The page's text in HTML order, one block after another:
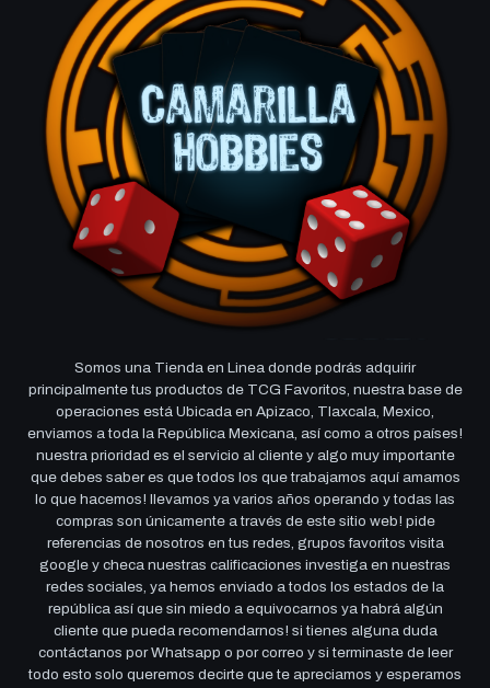
Somos una Tienda en Linea donde podrás adquirir
principalmente tus productos de TCG Favoritos, nuestra base de
operaciones está Ubicada en Apizaco, Tlaxcala, Mexico,
enviamos a toda la República Mexicana, así como a otros países!
nuestra prioridad es el servicio al cliente y algo muy importante
que debes saber es que todos los que trabajamos aquí amamos
lo que hacemos! llevamos ya varios años operando y todas las
compras son únicamente a través de este sitio web! pide
referencias de nosotros en tus redes, grupos favoritos visita
google y checa nuestras calificaciones investiga en nuestras
redes sociales, ya hemos enviado a todos los estados de la
república así que sin miedo a equivocarnos ya habrá algún
cliente que pueda recomendarnos! si tienes alguna duda
contáctanos por Whatsapp o por correo y si terminaste de leer
todo esto solo queremos decirte que te apreciamos y esperamos